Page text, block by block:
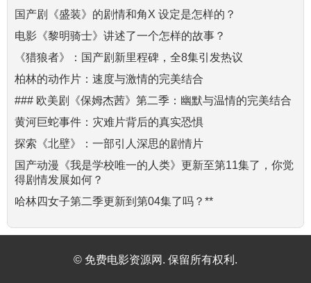
国产剧《盛装》的剧情和角X 设定是怎样的？
电影《黎明骑士》讲述了一个怎样的故事？
《猎狼者》：国产剧新里程碑，全8集引发热议
柏林的动作片：速度与激情的完美结合
### 欧美剧《保姆杰茜》第二季：幽默与温情的完美结合
黄河巨蛇事件：灾难片背后的真实恐惧
探索《北壁》：一部引人深思的剧情片
国产动漫《我是学校唯一的人类》更新至第11集了，你觉
得剧情发展如何？
哈林四女子第二季更新到第04集了吗？**
© 免费电影资源网. 保留所有权利.